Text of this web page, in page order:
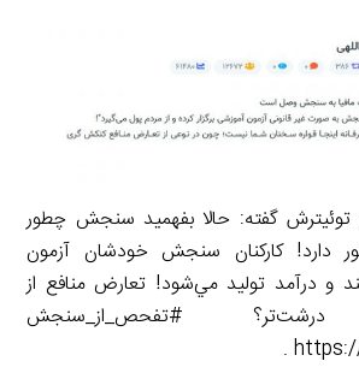
گفته: حالا بفهميد سنجش چطور
دارد! كاركنان سنجش خودشان آزمون
و درآمد توليد مي‌شود! تعارض منافع از
#تفحص_از_سنجش